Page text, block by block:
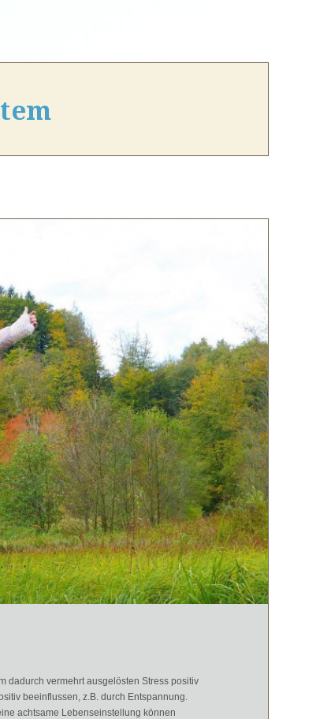
dadurch vermehrt ausgelösten Stress positiv
beeinflussen, z.B. durch Entspannung.
achtsame Lebenseinstellung können